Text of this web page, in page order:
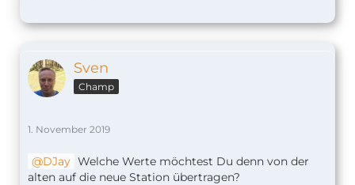
Sven
Champ
1. November 2019
DJay Welche Werte möchtest Du denn von der
alten auf die neue Station übertragen?